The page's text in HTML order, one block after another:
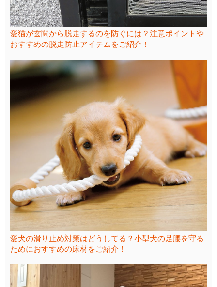
愛猫が玄関から脱走するのを防ぐには？注意ポイントや
おすすめの脱走防止アイテムをご紹介！
愛犬の滑り止め対策はどうしてる？小型犬の足腰を守る
ためにおすすめの床材をご紹介！